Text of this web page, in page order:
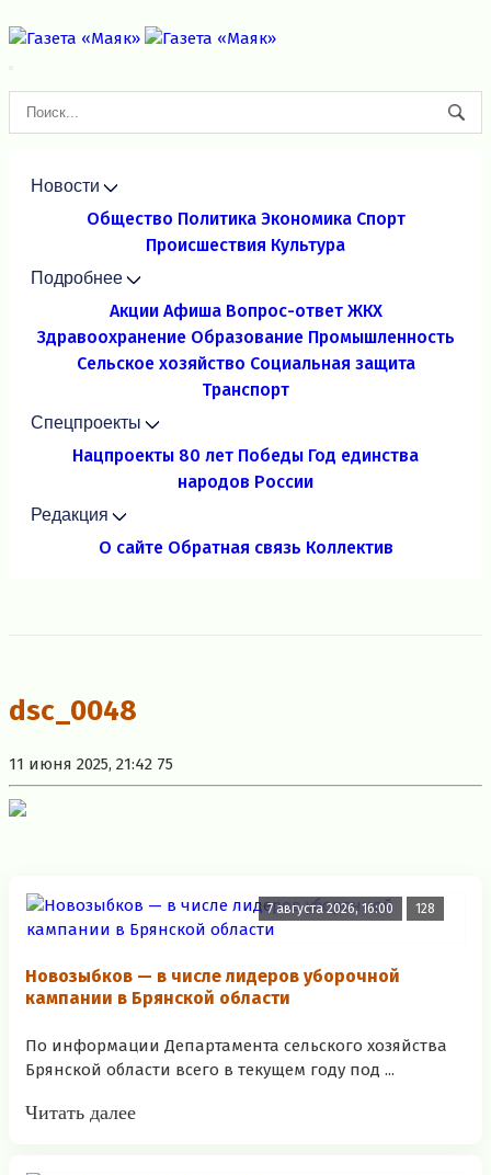
Новости
Общество Политика Экономика Спорт
Происшествия Культура
Подробнее
Акции Афиша Вопрос-ответ ЖКХ
Здравоохранение Образование Промышленность
Сельское хозяйство Социальная защита
Транспорт
Спецпроекты
Нацпроекты 80 лет Победы Год единства
народов России
Редакция
О сайте Обратная связь Коллектив
dsc_0048
11 июня 2025, 21:42 75
7 августа 2026, 16:00 128
Новозыбков — в числе лидеров уборочной
кампании в Брянской области
По информации Департамента сельского хозяйства
Брянской области всего в текущем году под ...
Читать далее